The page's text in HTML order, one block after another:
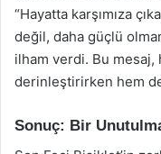
“Hayatta karşımıza
değil, daha güçlü
ilham verdi. Bu
derinleştirirken hem de
Sonuç: Bir